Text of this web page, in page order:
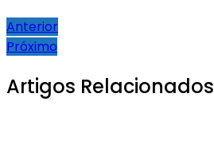
Anterior
Próximo
Artigos Relacionados